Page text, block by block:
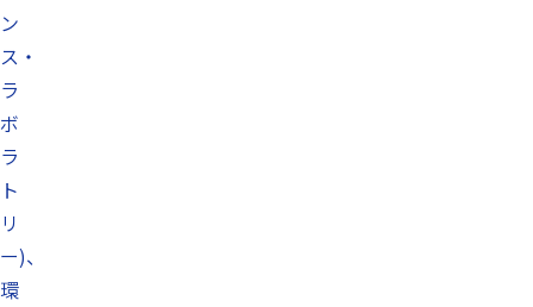
ン
ス・
ラ
ボ
ラ
ト
リ
ー)、
環